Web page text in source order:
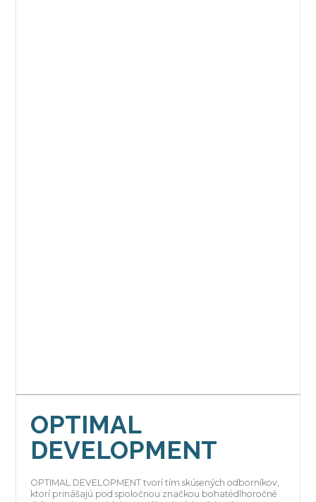
OPTIMAL
DEVELOPMENT
OPTIMAL DEVELOPMENT tvorí tím skúsených odborníkov,
ktorí prinášajú pod spoločnou značkou bohatédlhoročné